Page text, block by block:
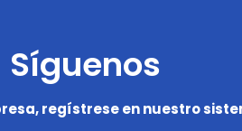
Síguenos
regístrese en nuestro